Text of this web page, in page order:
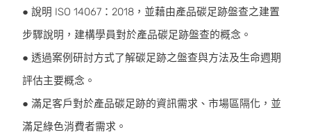
● 說明 ISO 14067：2018，並藉由產品碳足跡盤查之建置
步驟說明，建構學員對於產品碳足跡盤查的概念。
● 透過案例研討方式了解碳足跡之盤查與方法及生命週期
評估主要概念。
● 滿足客戶對於產品碳足跡的資訊需求、市場區隔化，並
滿足綠色消費者需求。